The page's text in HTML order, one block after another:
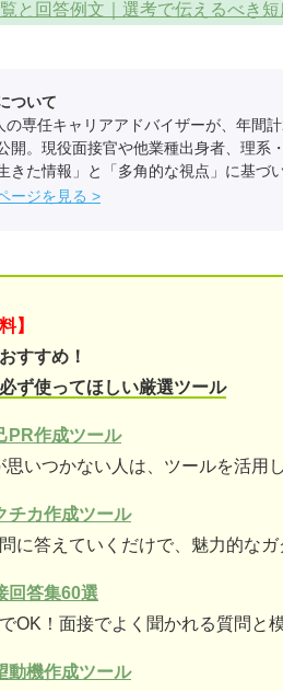
と回答例文｜選考で伝えるべき
ついて
の専任キャリアアドバイザーが、年間
開。現役面接官や他業種出身者、理系
きた情報」と「多角的な視点」に基づ
ージを見る
】
すすめ！
ず使ってほしい厳選ツール
PR作成ツール
思いつかない人は、ツールを活用
チカ作成ツール
に答えていくだけで、魅力的な
回答集60選
OK！面接でよく聞かれる質問と
動機作成ツール